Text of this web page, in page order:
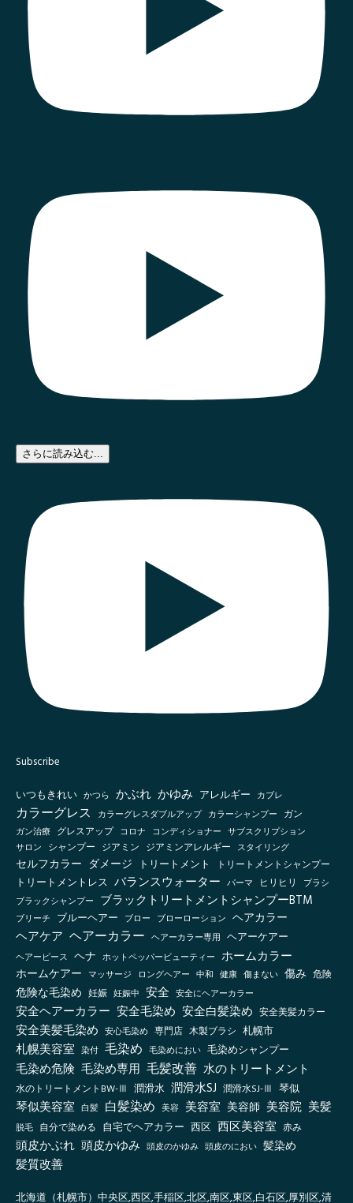
さらに読み込む...
Subscribe
いつもきれい かつら かぶれ かゆみ アレルギー カブレ
カラーグレス カラーグレスダブルアップ カラーシャンプー ガン
ガン治療 グレスアップ コロナ コンディショナー サブスクリプション
サロン シャンプー ジアミン ジアミンアレルギー スタイリング
セルフカラー ダメージ トリートメント
トリートメントシャンプー
トリートメントレス バランスウォーター パーマ ヒリヒリ ブラシ
ブラックシャンプー ブラックトリートメントシャンプーBTM
ブリーチ ブルーヘアー ブロー ブローローション ヘアカラー
ヘアケア ヘアーカラー ヘアーカラー専用 ヘアーケアー
ヘアーピース ヘナ ホットペッパービューティー ホームカラー
ホームケアー マッサージ ロングヘアー 中和 健康 傷まない 傷み 危険
危険な毛染め 妊娠 妊娠中 安全 安全にヘアーカラー
安全ヘアーカラー 安全毛染め 安全白髪染め 安全美髪カラー
安全美髪毛染め 安心毛染め 専門店 木製ブラシ 札幌市
札幌美容室 染付 毛染め 毛染めにおい 毛染めシャンプー
毛染め危険 毛染め専用 毛髪改善 水のトリートメント
水のトリートメントBW-Ⅲ 潤滑水 潤滑水SJ 潤滑水SJ-Ⅲ 琴似
琴似美容室 白髪 白髪染め 美容 美容室 美容師 美容院 美髪
脱毛 自分で染める 自宅でヘアカラー 西区 西区美容室 赤み
頭皮かぶれ 頭皮かゆみ 頭皮のかゆみ 頭皮のにおい 髪染め
髪質改善
北海道（札幌市）中央区,西区,手稲区,北区,南区,東区,白石区,厚別区,清